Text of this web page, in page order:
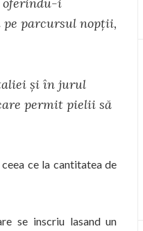
pe parcursul nopții,
şi în jurul
permit pielii să
ce la cantitatea de
se inscriu lasand un